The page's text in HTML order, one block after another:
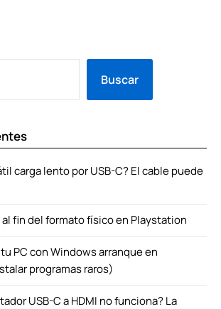
Buscar
carga lento por USB-C? El cable puede
fin del formato físico en Playstation
PC con Windows arranque en
programas raros)
USB-C a HDMI no funciona? La